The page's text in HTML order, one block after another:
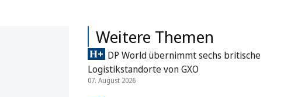
Weitere Themen
DP World übernimmt sechs britische
Logistikstandorte von GXO
07. August 2026